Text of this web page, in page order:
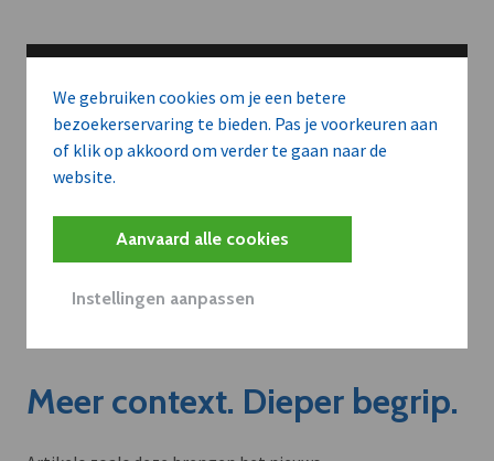
We gebruiken cookies om je een betere
bezoekerservaring te bieden. Pas je voorkeuren aan
of klik op akkoord om verder te gaan naar de
website.
Aanvaard alle cookies
Instellingen aanpassen
Meer context. Dieper begrip.